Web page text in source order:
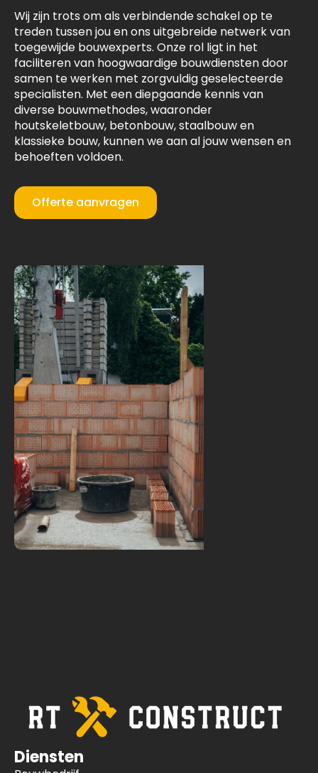
Wij zijn trots om als verbindende schakel op te
treden tussen jou en ons uitgebreide netwerk van
toegewijde bouwexperts. Onze rol ligt in het
faciliteren van hoogwaardige bouwdiensten door
samen te werken met zorgvuldig geselecteerde
specialisten. Met een diepgaande kennis van
diverse bouwmethodes, waaronder
houtskeletbouw, betonbouw, staalbouw en
klassieke bouw, kunnen we aan al jouw wensen en
behoeften voldoen.
Offerte aanvragen
Diensten